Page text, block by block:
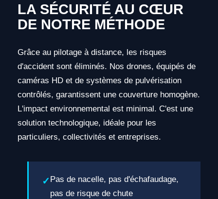
LA SÉCURITÉ AU CŒUR
DE NOTRE MÉTHODE
Grâce au pilotage à distance, les risques
d'accident sont éliminés. Nos drones, équipés de
caméras HD et de systèmes de pulvérisation
contrôlés, garantissent une couverture homogène.
L'impact environnemental est minimal. C'est une
solution technologique, idéale pour les
particuliers, collectivités et entreprises.
Pas de nacelle, pas d'échafaudage,
pas de risque de chute